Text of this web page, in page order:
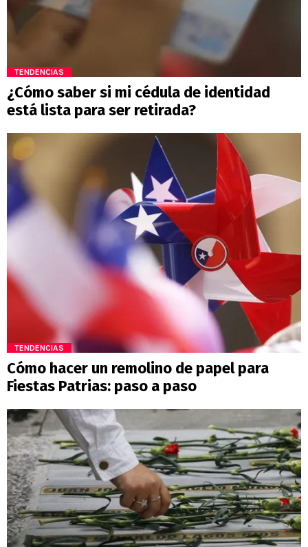
TENDENCIAS
¿Cómo saber si mi cédula de identidad
está lista para ser retirada?
TENDENCIAS
Cómo hacer un remolino de papel para
Fiestas Patrias: paso a paso